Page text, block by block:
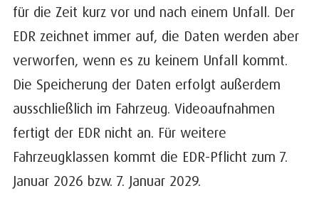
für die Zeit kurz vor und nach einem Unfall. Der
EDR zeichnet immer auf, die Daten werden aber
verworfen, wenn es zu keinem Unfall kommt.
Die Speicherung der Daten erfolgt außerdem
ausschließlich im Fahrzeug. Videoaufnahmen
fertigt der EDR nicht an. Für weitere
Fahrzeugklassen kommt die EDR-Pflicht zum 7.
Januar 2026 bzw. 7. Januar 2029.